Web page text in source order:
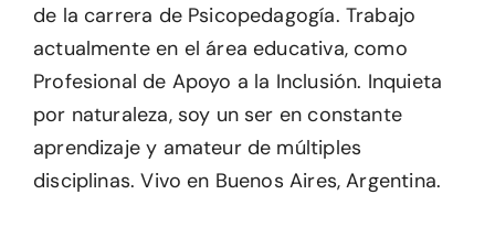
de la carrera de Psicopedagogía. Trabajo
actualmente en el área educativa, como
Profesional de Apoyo a la Inclusión. Inquieta
por naturaleza, soy un ser en constante
aprendizaje y amateur de múltiples
disciplinas. Vivo en Buenos Aires, Argentina.